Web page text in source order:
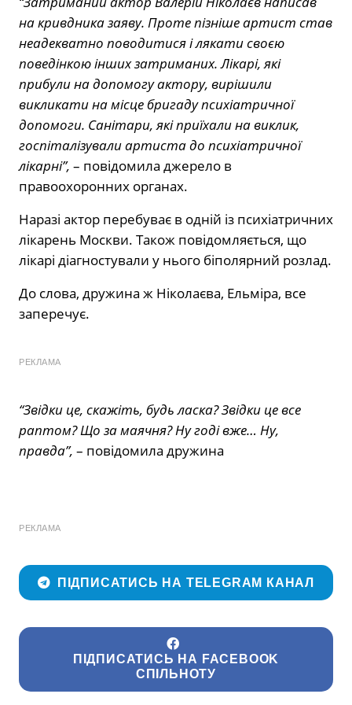
на кривдника заяву. Проте пізніше артист став
неадекватно поводитися і лякати своєю
поведінкою інших затриманих. Лікарі, які
прибули на допомогу актору, вирішили
викликати на місце бригаду психіатричної
допомоги. Санітари, які приїхали на виклик,
госпіталізували артиста до психіатричної
лікарні”, – повідомила джерело в
правоохоронних органах.
Наразі актор перебуває в одній із психіатричних
лікарень Москви. Також повідомляється, що
лікарі діагностували у нього біполярний розлад.
До слова, дружина ж Ніколаєва, Ельміра, все
заперечує.
РЕКЛАМА
“Звідки це, скажіть, будь ласка? Звідки це все
раптом? Що за маячня? Ну годі вже… Ну,
правда”, – повідомила дружина
РЕКЛАМА
ПІДПИСАТИСЬ НА TELEGRAM КАНАЛ
ПІДПИСАТИСЬ НА FACEBOOK
СПІЛЬНОТУ